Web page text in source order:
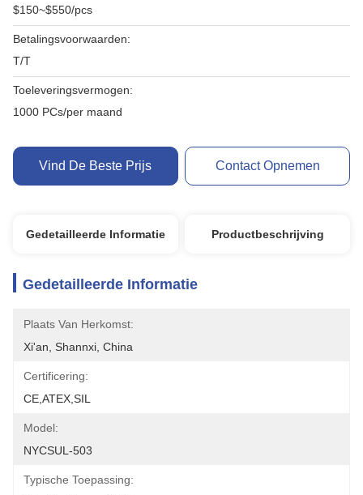
$150~$550/pcs
Betalingsvoorwaarden:
T/T
Toeleveringsvermogen:
1000 PCs/per maand
Vind De Beste Prijs Contact Opnemen
Gedetailleerde Informatie Productbeschrijving
Gedetailleerde Informatie
Plaats Van Herkomst:
Xi'an, Shannxi, China
Certificering:
CE,ATEX,SIL
Model:
NYCSUL-503
Typische Toepassing: